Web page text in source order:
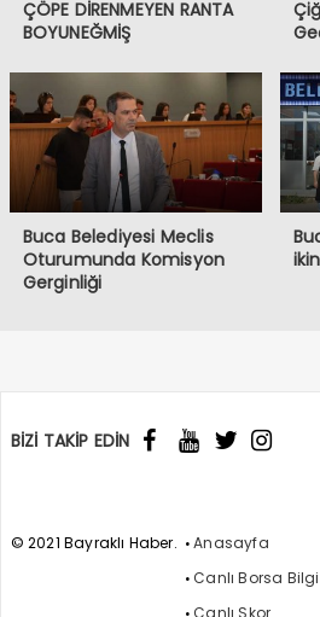
ÇÖPE DİRENMEYEN RANTA
BOYUNEĞMİŞ
Buca Belediyesi Meclis
Oturumunda Komisyon
Gerginliği
BİZİ TAKİP EDİN
© 2021 Bayraklı Haber.
Anasayfa
Canlı Borsa
Canlı Skor